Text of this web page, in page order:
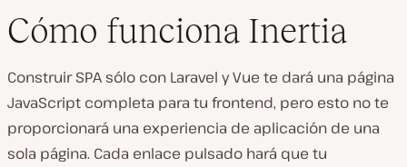
Cómo funciona Inertia
Construir SPA sólo con Laravel y Vue te dará una página
JavaScript completa para tu frontend, pero esto no te
proporcionará una experiencia de aplicación de una
sola página. Cada enlace pulsado hará que tu